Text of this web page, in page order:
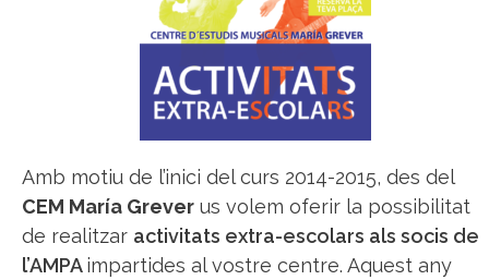
Amb motiu de l’inici del curs 2014-2015, des del
CEM María Grever us volem oferir la possibilitat
de realitzar activitats extra-escolars als socis de
l’AMPAimpartides al vostre centre. Aquest any